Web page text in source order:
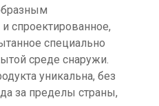
спроектированное,
специально
среде снаружи.
уникальна, без
за пределы страны,